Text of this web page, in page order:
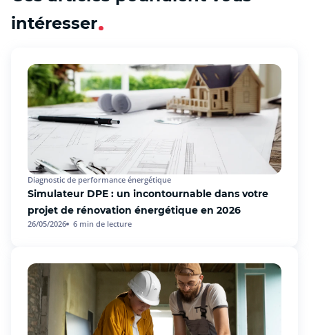
intéresser
Simulateur DPE : un incontournable dans votre
projet de rénovation énergétique en 2026
Diagnostic de performance énergétique
26/05/2026 6 min de lecture